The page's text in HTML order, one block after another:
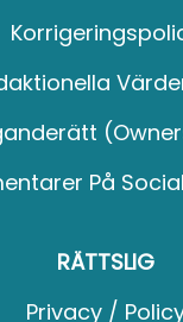
På
RÄTTSLIG
Privacy /